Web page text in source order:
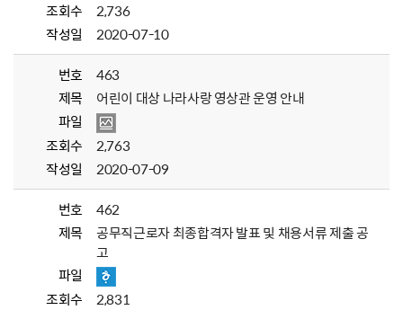
조회수
2,736
작성일
2020-07-10
번호
463
제목
어린이 대상 나라사랑 영상관 운영 안내
파일
조회수
2,763
작성일
2020-07-09
번호
462
제목
공무직근로자 최종합격자 발표 및 채용서류 제출 공
고
파일
조회수
2,831